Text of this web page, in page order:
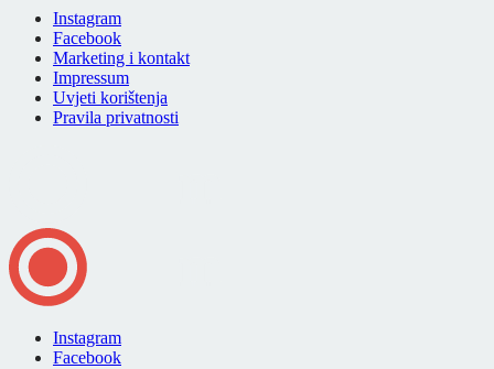
Instagram
Facebook
Marketing i kontakt
Impressum
Uvjeti korištenja
Pravila privatnosti
Instagram
Facebook